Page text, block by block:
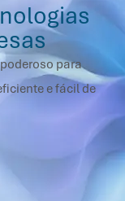
para
e fácil de